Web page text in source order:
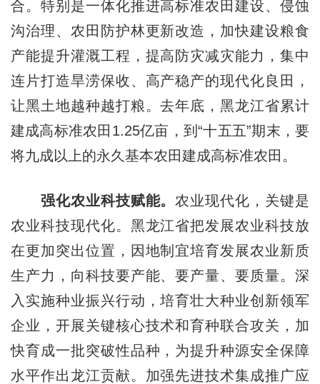
合。特别是一体化推进高标准农田建设、侵蚀
沟治理、农田防护林更新改造，加快建设粮食
产能提升灌溉工程，提高防灾减灾能力，集中
连片打造旱涝保收、高产稳产的现代化良田，
让黑土地越种越打粮。去年底，黑龙江省累计
建成高标准农田1.25亿亩，到“十五五”期末，要
将九成以上的永久基本农田建成高标准农田。
强化农业科技赋能。农业现代化，关键是
农业科技现代化。黑龙江省把发展农业科技放
在更加突出位置，因地制宜培育发展农业新质
生产力，向科技要产能、要产量、要质量。深
入实施种业振兴行动，培育壮大种业创新领军
企业，开展关键核心技术和育种联合攻关，加
快育成一批突破性品种，为提升种源安全保障
水平作出龙江贡献。加强先进技术集成推广应